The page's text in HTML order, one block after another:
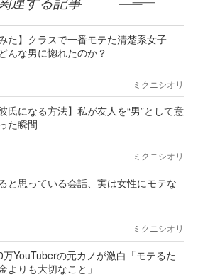
た】クラスで一番モテた清楚系女子
んな男に惚れたのか？
ミクニシオリ
氏になる方法】私が友人を“男”として意
た瞬間
ミクニシオリ
と思っている会話、実は女性にモテな
ミクニシオリ
YouTuberの元カノが激白「モテるた
よりも大切なこと」